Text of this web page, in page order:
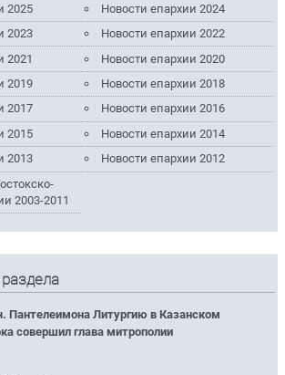
2025
Новости епархии 2024
2023
Новости епархии 2022
2021
Новости епархии 2020
2019
Новости епархии 2018
2017
Новости епархии 2016
2015
Новости епархии 2014
2013
Новости епархии 2012
2003-2011
Пантелеимона Литургию в Казанском
совершил глава митрополии